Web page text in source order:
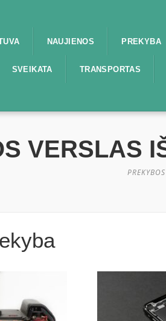
NAUJIENOS PREKYBA
SVEIKATA TRANSPORTAS
VERSLAS